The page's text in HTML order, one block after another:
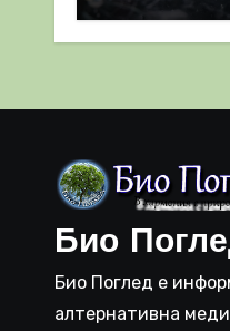
важен за
Био
Био Поглед е
алтернативна